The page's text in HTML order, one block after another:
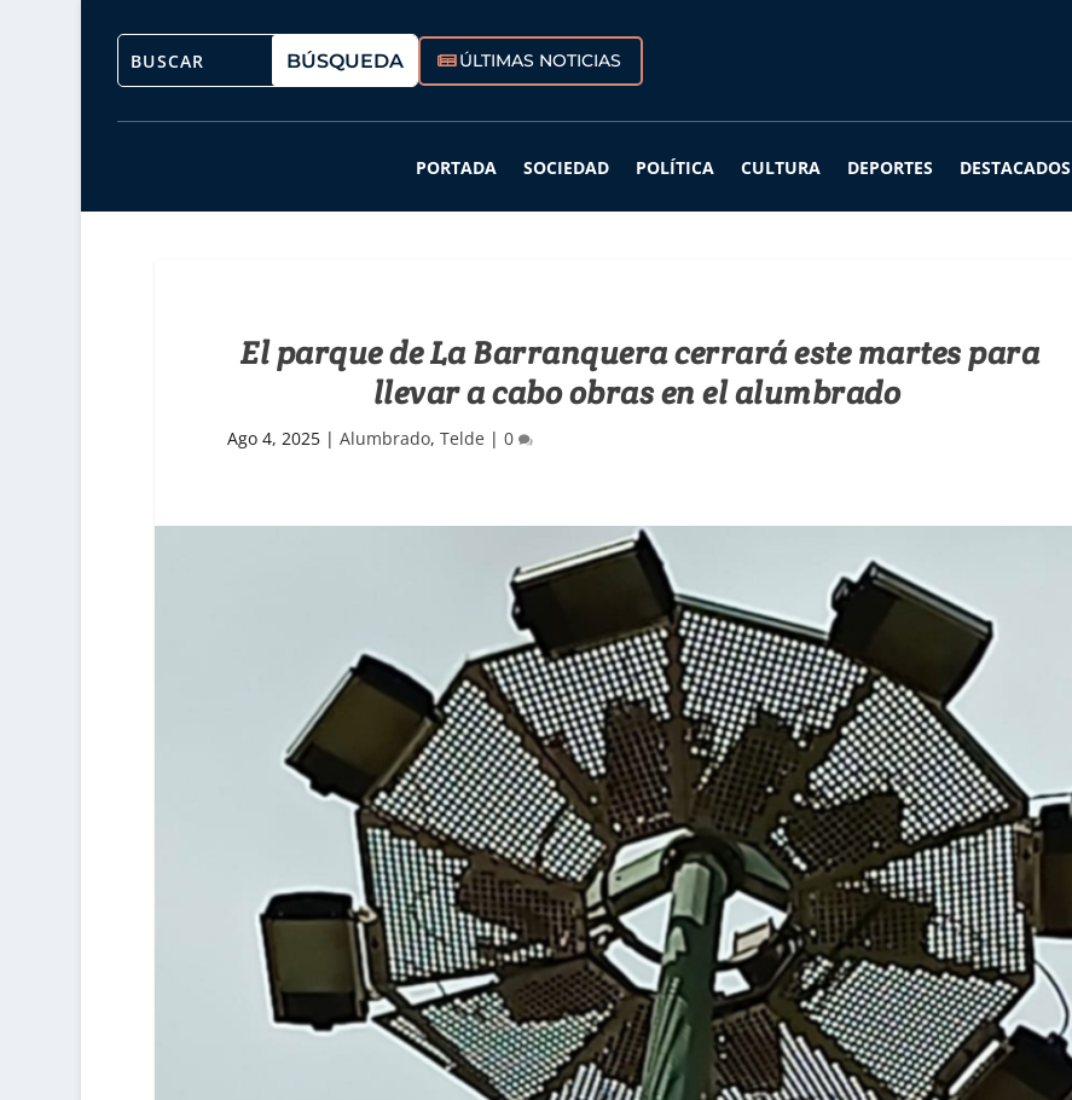
ÚLTIMAS NOTICIAS
PORTADA SOCIEDAD POLÍTICA CULTURA DEPORTES DESTACADOS
El parque de La Barranquera cerrará este martes para
llevar a cabo obras en el alumbrado
Ago 4, 2025| Alumbrado, Telde | 0